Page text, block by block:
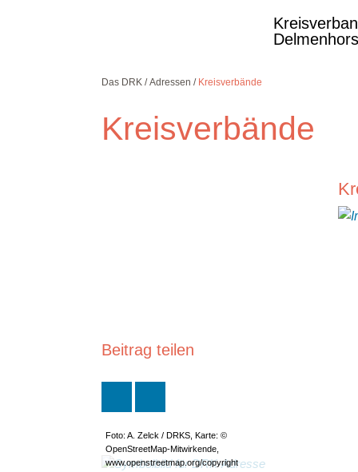
Das DRK Adressen Kreisverbände
Kreisverbände
Beitrag teilen
Foto: A. Zelck / DRKS, Karte: ©
OpenStreetMap-Mitwirkende,
www.openstreetmap.org/copyright